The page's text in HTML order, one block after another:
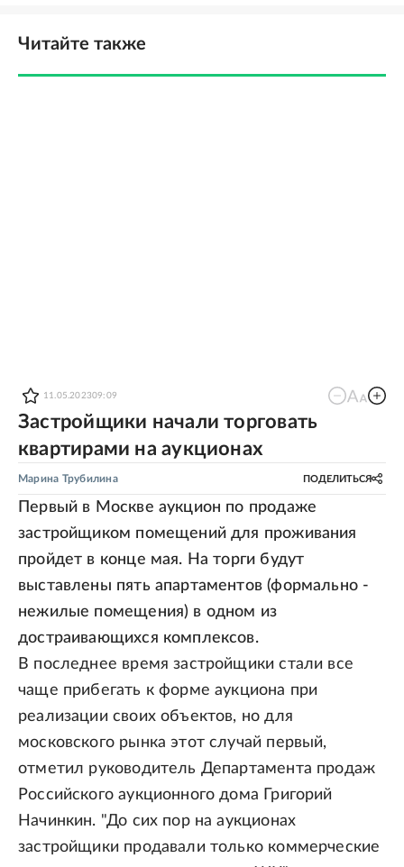
Читайте также
11.05.202309:09
Застройщики начали торговать
квартирами на аукционах
Марина Трубилина ПОДЕЛИТЬСЯ
Первый в Москве аукцион по продаже
застройщиком помещений для проживания
пройдет в конце мая. На торги будут
выставлены пять апартаментов (формально -
нежилые помещения) в одном из
достраивающихся комплексов.
В последнее время застройщики стали все
чаще прибегать к форме аукциона при
реализации своих объектов, но для
московского рынка этот случай первый,
отметил руководитель Департамента продаж
Российского аукционного дома Григорий
Начинкин. "До сих пор на аукционах
застройщики продавали только коммерческие